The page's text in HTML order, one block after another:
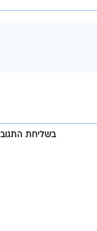
בשליחת